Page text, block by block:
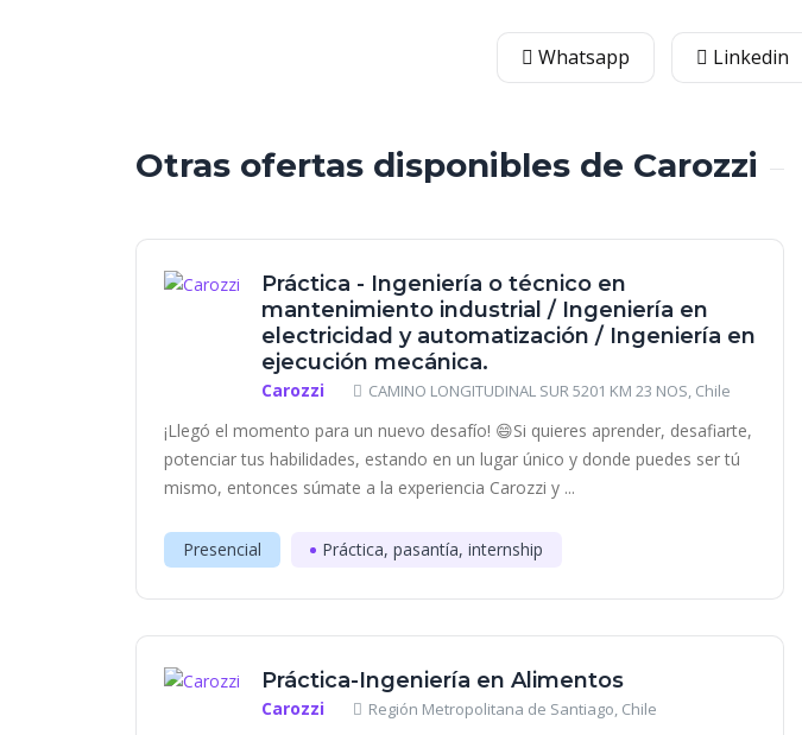
Whatsapp Linkedin
Otras ofertas disponibles de Carozzi
Práctica - Ingeniería o técnico en
mantenimiento industrial / Ingeniería en
electricidad y automatización / Ingeniería en
ejecución mecánica.
Carozzi CAMINO LONGITUDINAL SUR 5201 KM 23 NOS, Chile
¡Llegó el momento para un nuevo desafío! 😄Si quieres aprender, desafiarte,
potenciar tus habilidades, estando en un lugar único y donde puedes ser tú
mismo, entonces súmate a la experiencia Carozzi y ...
Presencial Práctica, pasantía, internship
Práctica-Ingeniería en Alimentos
Carozzi Región Metropolitana de Santiago, Chile